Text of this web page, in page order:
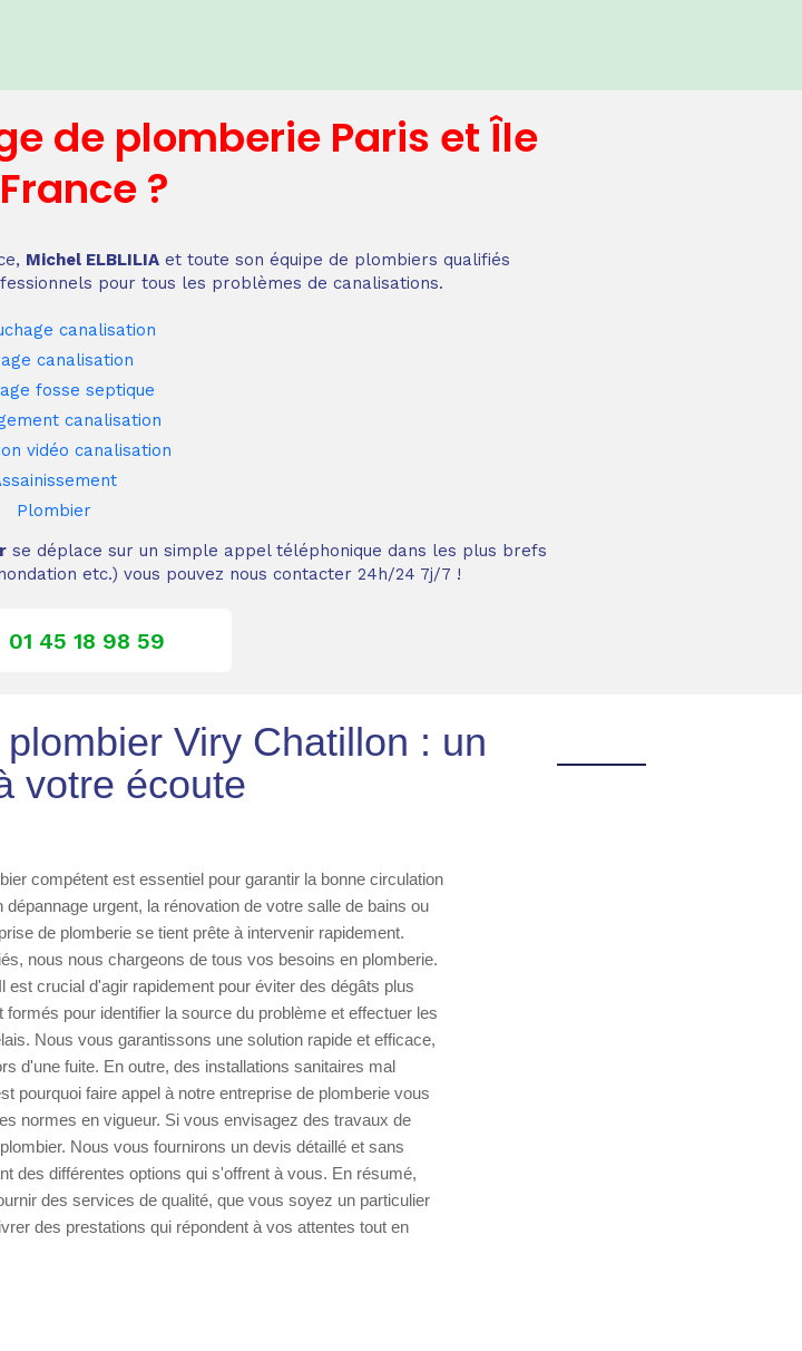
de plomberie Paris et Île
?
Michel ELBLILIA et toute son équipe de plombiers qualifiés
pour tous les problèmes de canalisations.
canalisation
canalisation
fosse septique
canalisation
vidéo canalisation
Plombier
se déplace sur un simple appel téléphonique dans les plus brefs
etc.) vous pouvez nous contacter 24h/24 7j/7 !
01 45 18 98 59
Viry Chatillon : un
votre écoute
compétent est essentiel pour garantir la bonne circulation
urgent, la rénovation de votre salle de bains ou
de plomberie se tient prête à intervenir rapidement.
nous nous chargeons de tous vos besoins en plomberie.
est crucial d'agir rapidement pour éviter des dégâts plus
pour identifier la source du problème et effectuer les
Nous vous garantissons une solution rapide et efficace,
d'une fuite. En outre, des installations sanitaires mal
pourquoi faire appel à notre entreprise de plomberie vous
normes en vigueur. Si vous envisagez des travaux de
Nous vous fournirons un devis détaillé et sans
des différentes options qui s'offrent à vous. En résumé,
des services de qualité, que vous soyez un particulier
des prestations qui répondent à vos attentes tout en